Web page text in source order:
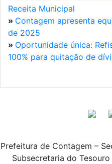
Receita Municipal
» Contagem apresenta
de 2025
» Oportunidade única:
100% para quitação de
Prefeitura de Contagem –
Subsecretaria do